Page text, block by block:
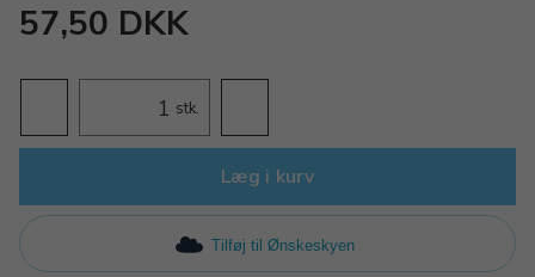
57,50 DKK
stk.
Læg i kurv
Tilføj til Ønskeskyen